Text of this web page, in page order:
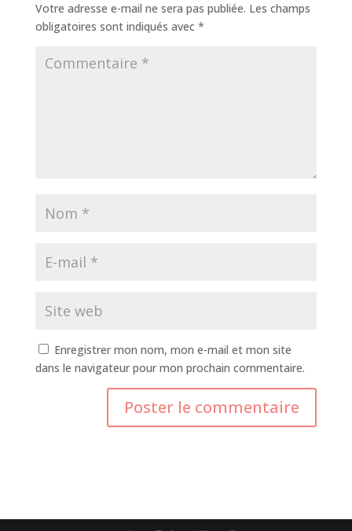
Votre adresse e-mail ne sera pas publiée. Les champs
obligatoires sont indiqués avec *
Enregistrer mon nom, mon e-mail et mon site
dans le navigateur pour mon prochain commentaire.